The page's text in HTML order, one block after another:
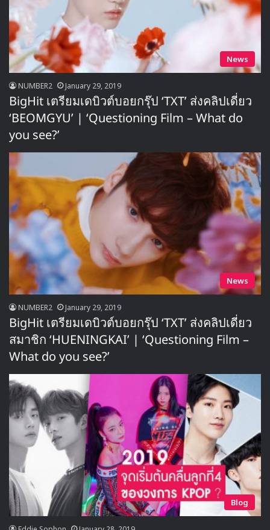
News
NUMBER2 January 29, 2019
BigHit เตรียมเดบิวต์บอยกรุ๊ป ‘TXT’ ส่งคลิปเดี่ยว
‘BEOMGYU’ | ‘Questioning Film – What do
you see?’
News
NUMBER2 January 29, 2019
BigHit เตรียมเดบิวต์บอยกรุ๊ป ‘TXT’ ส่งคลิปเดี่ยว
สมาชิก ‘HUENINGKAI’ | ‘Questioning Film –
What do you see?’
Blog